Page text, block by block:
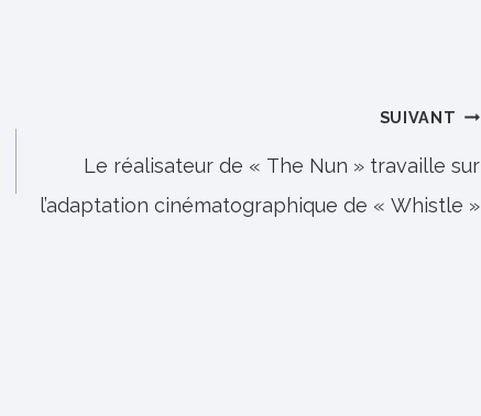
SUIVANT
Le réalisateur de « The Nun » travaille sur
l’adaptation cinématographique de « Whistle »